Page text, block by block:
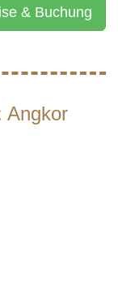
& Buchung
Angkor